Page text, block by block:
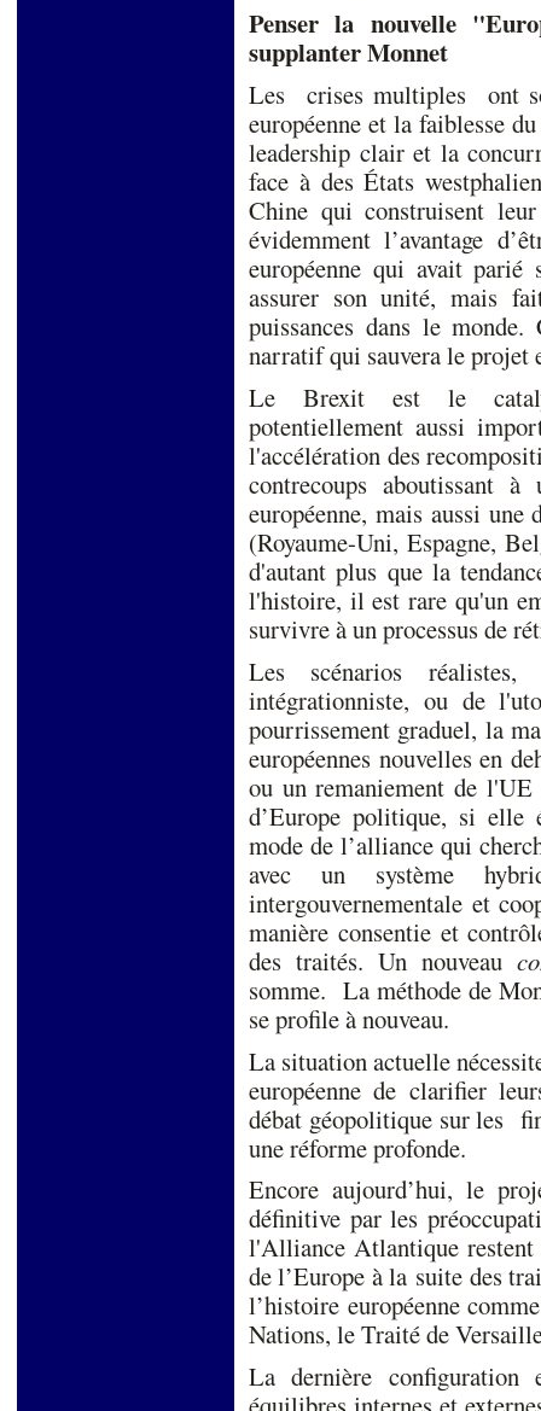
Penser la nouvelle
supplanter Monnet
Les crises multiples ont
européenne et la faiblesse
leadership clair et la
face à des États
Chine qui construisent
évidemment l’avantage
européenne qui avait
assurer son unité, mais
puissances dans le
narratif qui sauvera le projet
Le Brexit est le
potentiellement aussi
l'accélération des
contrecoups aboutissant
européenne, mais aussi
(Royaume-Uni, Espagne,
d'autant plus que la
l'histoire, il est rare qu'un
survivre à un processus de
Les scénarios
intégrationniste, ou de
pourrissement graduel, la
européennes nouvelles en
ou un remaniement de
d’Europe politique, si elle
mode de l’alliance qui
avec un système
intergouvernementale et
manière consentie et
des traités. Un nouveau
somme. La méthode de
se profile à
La situation actuelle
européenne de clarifier
débat géopolitique sur les
une réforme profonde.
Encore aujourd’hui, le
définitive par les
l'Alliance Atlantique
de l’Europe à la suite des
l’histoire européenne
Nations, le Traité de
La dernière